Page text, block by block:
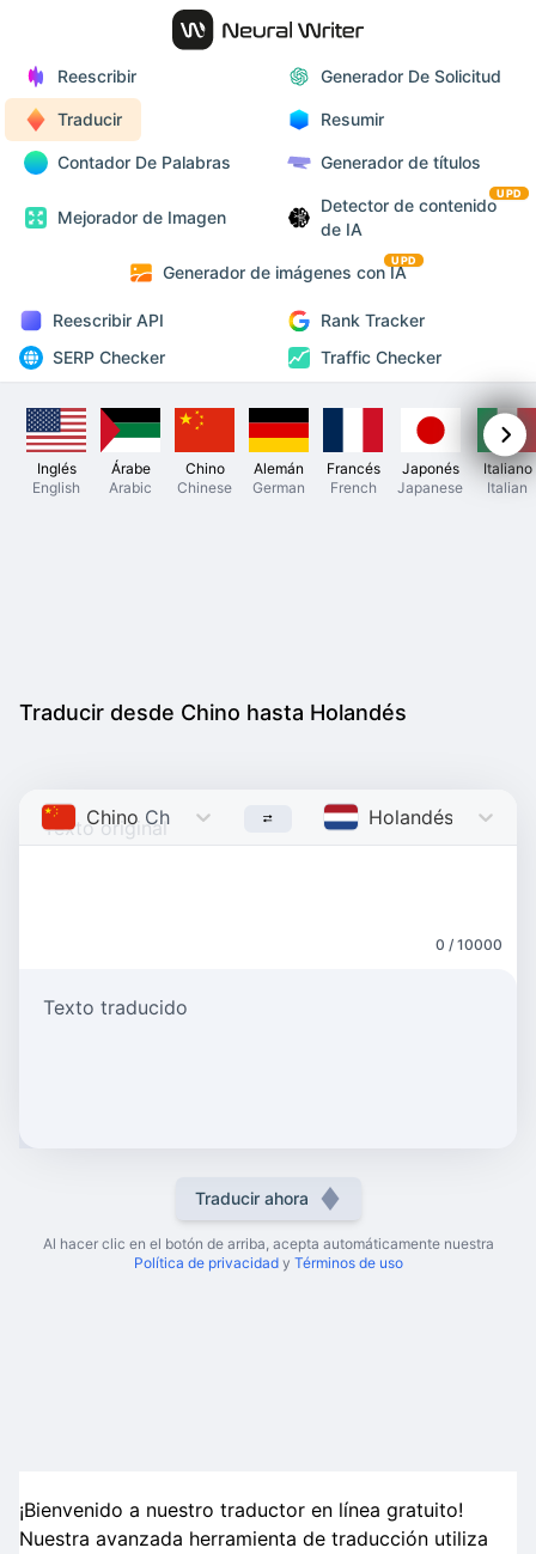
Reescribir Generador De Solicitud
Traducir Resumir
Contador De Palabras Generador de títulos
Mejorador de Imagen
Detector de contenido
de IA
UPD
Generador de imágenes con IA
UPD
Reescribir API
Rank Tracker
SERP Checker
Traffic Checker
Inglés
English
Árabe
Arabic
Chino
Chinese
Alemán
German
Francés
French
Japonés
Japanese
Italiano
Italian
Traducir desde Chino hasta Holandés
Chino Chinese Holandés Dutch
0 / 10000
Texto traducido
Traducir ahora
Al hacer clic en el botón de arriba, acepta automáticamente nuestra
Política de privacidad y Términos de uso
¡Bienvenido a nuestro traductor en línea gratuito!
Nuestra avanzada herramienta de traducción utiliza